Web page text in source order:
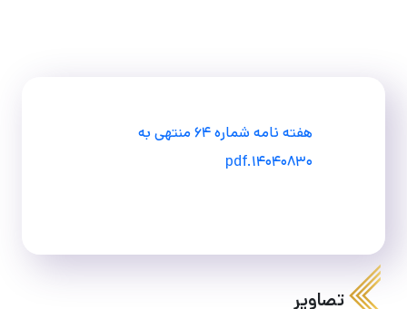
هفته نامه شماره ۶۴ منتهی به
۱۴۰۴۰۸۳۰.pdf
تصاویر